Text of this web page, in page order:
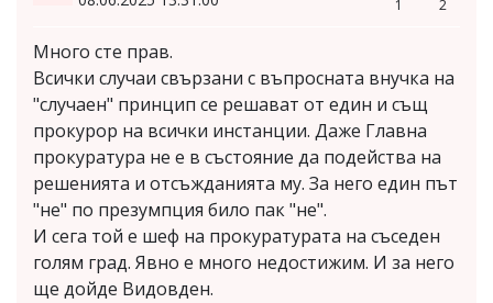
1 2
Много сте прав.
Всички случаи свързани с въпросната внучка на
"случаен" принцип се решават от един и същ
прокурор на всички инстанции. Даже Главна
прокуратура не е в състояние да подейства на
решенията и отсъжданията му. За него един път
"не" по презумпция било пак "не".
И сега той е шеф на прокуратурата на съседен
голям град. Явно е много недостижим. И за него
ще дойде Видовден.